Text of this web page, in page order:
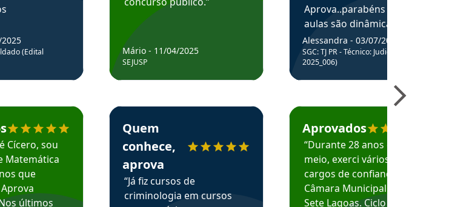
(Edital
o Aprova Concursos em depoimento
Cícero, sou
Matemática
que
últimos
Mário - 11/04/2025
SEJUSP
Estudante Henrique recomenda o Aprova Concursos em depoimento
Quem
conhece,
aprova
“Já fiz cursos de
criminologia em cursos
Aprova..parabéns pelas
aulas são dinâmicas e
me ajudam a entender
melhor os assuntos.”
Alessandra - 03/07/2025
SGC: TJ PR - Técnico: Judiciário (Edital
2025_006)
Estudante Caio recomenda o Aprova
Aprovados
“Durante 28 anos e
meio, exerci vários
cargos de confiança na
Câmara Municipal de
Sete Lagoas. Ciclo